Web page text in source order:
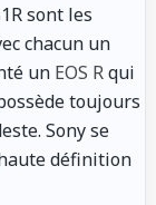
sont les
chacun un
un EOS Rqui
toujours
Sony se
définition